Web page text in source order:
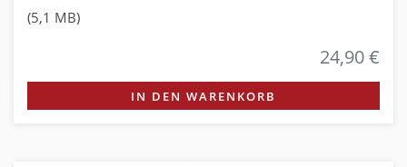
(5,1 MB)
24,90 €
IN DEN WARENKORB